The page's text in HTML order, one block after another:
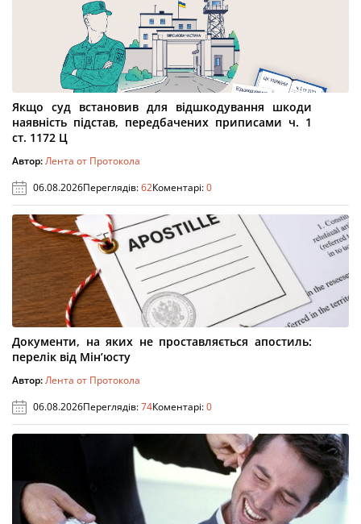
Якщо суд встановив для відшкодування шкоди
наявність підстав, передбачених приписами ч. 1
ст. 1172 Ц
Автор:Лента от Протокола
06.08.2026Переглядів:62Коментарі:0
Документи, на яких не проставляється апостиль:
перелік від Мін’юсту
Автор:Лента от Протокола
06.08.2026Переглядів:74Коментарі:0